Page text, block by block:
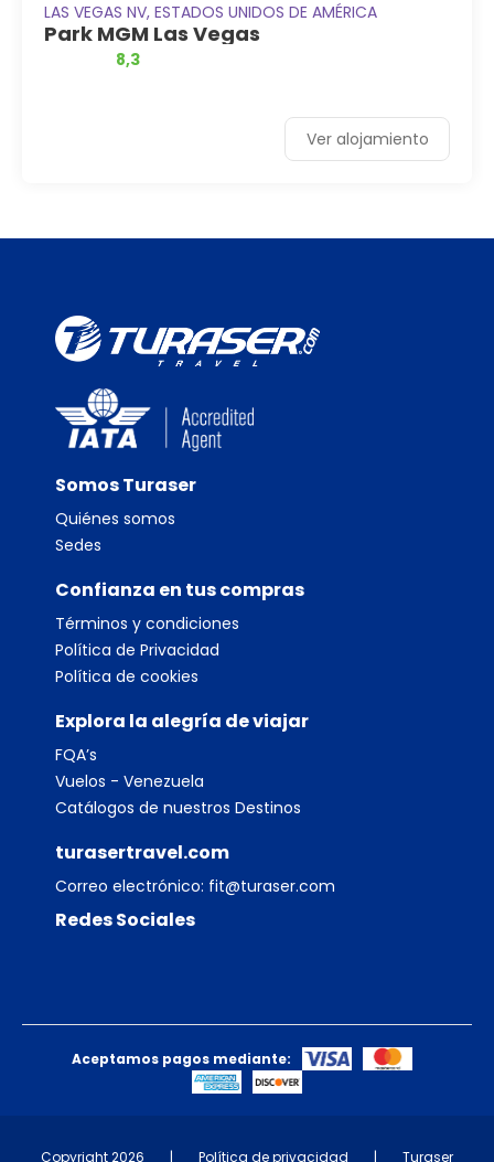
LAS VEGAS NV, ESTADOS UNIDOS DE AMÉRICA
Park MGM Las Vegas
8,3
Ver alojamiento
Somos Turaser
Quiénes somos
Sedes
Confianza en tus compras
Términos y condiciones
Política de Privacidad
Política de cookies
Explora la alegría de viajar
FQA’s
Vuelos - Venezuela
Catálogos de nuestros Destinos
turasertravel.com
Correo electrónico: fit@turaser.com
Redes Sociales
Aceptamos pagos mediante:
Copyright 2026 | Política de privacidad | Turaser